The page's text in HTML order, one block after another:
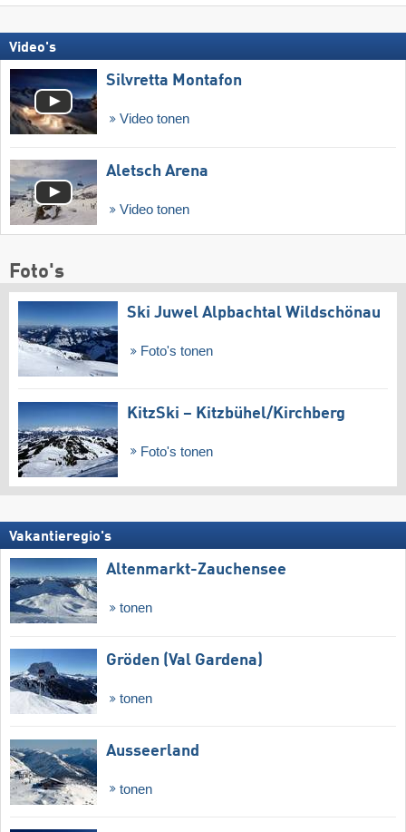
Video's
Silvretta Montafon
Video tonen
Aletsch Arena
Video tonen
Foto's
Ski Juwel Alpbachtal Wildschönau
Foto's tonen
KitzSki – Kitzbühel/​Kirchberg
Foto's tonen
Vakantieregio's
Altenmarkt-Zauchensee
tonen
Gröden (Val Gardena)
tonen
Ausseerland
tonen